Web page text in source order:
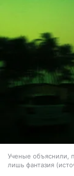
Ученые объяснили,
лишь фантазия